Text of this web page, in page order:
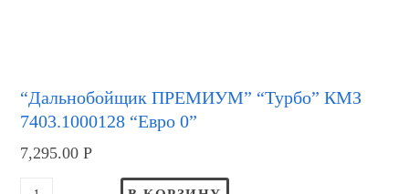
“Дальнобойщик ПРЕМИУМ” “Турбо” КМЗ
7403.1000128 “Евро 0”
7,295.00Р